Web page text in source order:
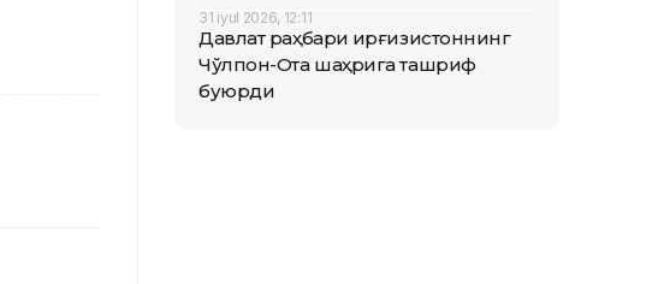
31 iyul 2026, 12:11
Давлат раҳбари Қирғизистоннинг
Чўлпон-Ота шаҳрига ташриф
буюрди